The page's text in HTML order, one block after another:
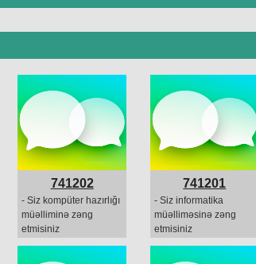
741202
- Siz kompüter hazırlığı
müəlliminə zəng
etmisiniz
741201
- Siz informatika
müəlliməsinə zəng
etmisiniz